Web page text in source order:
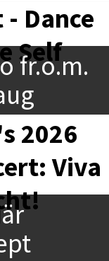
Dance
Self
fr.o.m.
2026
Viva